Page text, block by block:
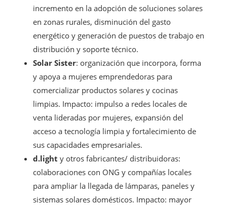
incremento en la adopción de soluciones solares
en zonas rurales, disminución del gasto
energético y generación de puestos de trabajo en
distribución y soporte técnico.
Solar Sister: organización que incorpora, forma
y apoya a mujeres emprendedoras para
comercializar productos solares y cocinas
limpias. Impacto: impulso a redes locales de
venta lideradas por mujeres, expansión del
acceso a tecnología limpia y fortalecimiento de
sus capacidades empresariales.
d.light y otros fabricantes/ distribuidoras:
colaboraciones con ONG y compañías locales
para ampliar la llegada de lámparas, paneles y
sistemas solares domésticos. Impacto: mayor